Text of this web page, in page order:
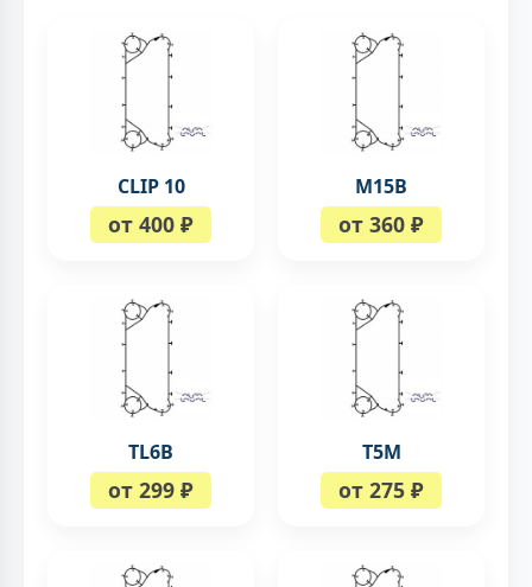
CLIP 10
от 400 ₽
М15В
от 360 ₽
TL6B
от 299 ₽
Т5М
от 275 ₽